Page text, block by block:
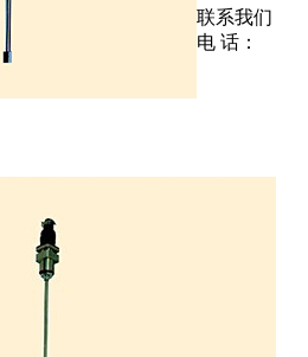
联系我们
电 话：